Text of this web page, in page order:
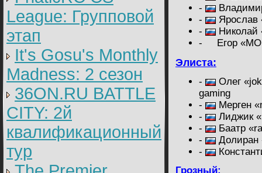
League: Групповой
этап
It's Gosu's Monthly
Madness: 2 сезон
36ON.RU BATTLE
CITY: 2й
квалификационный
тур
-
-
Ярослав
-
Николай
-
Егор
Элиста:
-
Олег
gaming
-
Мерген
-
Лиджик
-
Баатр
-
-
Грозный: